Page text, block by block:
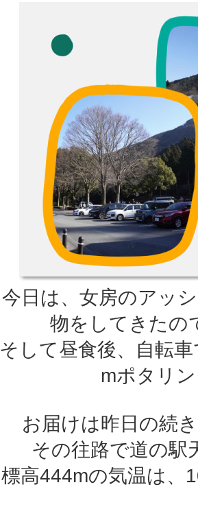
今日は、女房のアッ
物をしてきたの
そして昼食後、自転
mポタリ
お届けは昨日の続
その往路で道の駅
標高444mの気温は、